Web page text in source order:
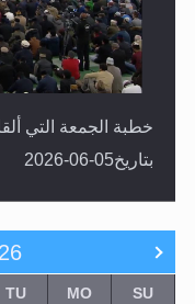
خطبة الجمعة التي
بتاريخ05-06-2026
SU
MO
TU